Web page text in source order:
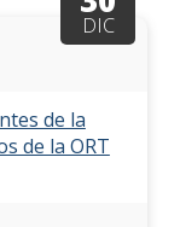
DIC
de la
de la ORT